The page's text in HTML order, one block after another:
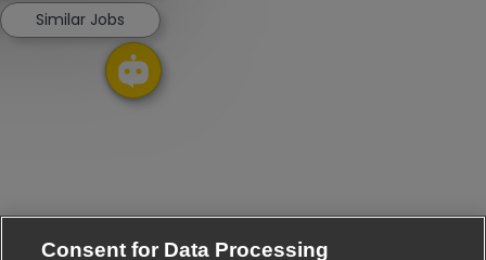
Similar Jobs
Consent for Data Processing